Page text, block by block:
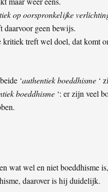
op oorspronkelijke
daarvoor geen bewijs.
treft wel doel, dat komt
‘authentiek boeddhisme ‘
boeddhisme ‘: er zijn veel
wat wel en niet boeddhisme
daarover is hij duidelijk.